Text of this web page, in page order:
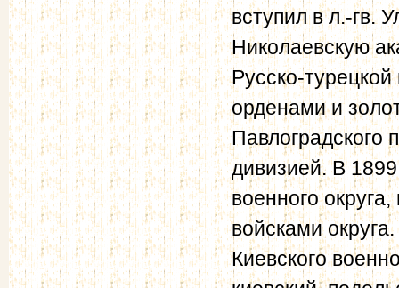
вступил в л.-гв.
Николаевскую
Русско-
орденами и
Павлоградского
дивизией. В
военного
войсками
Киевского